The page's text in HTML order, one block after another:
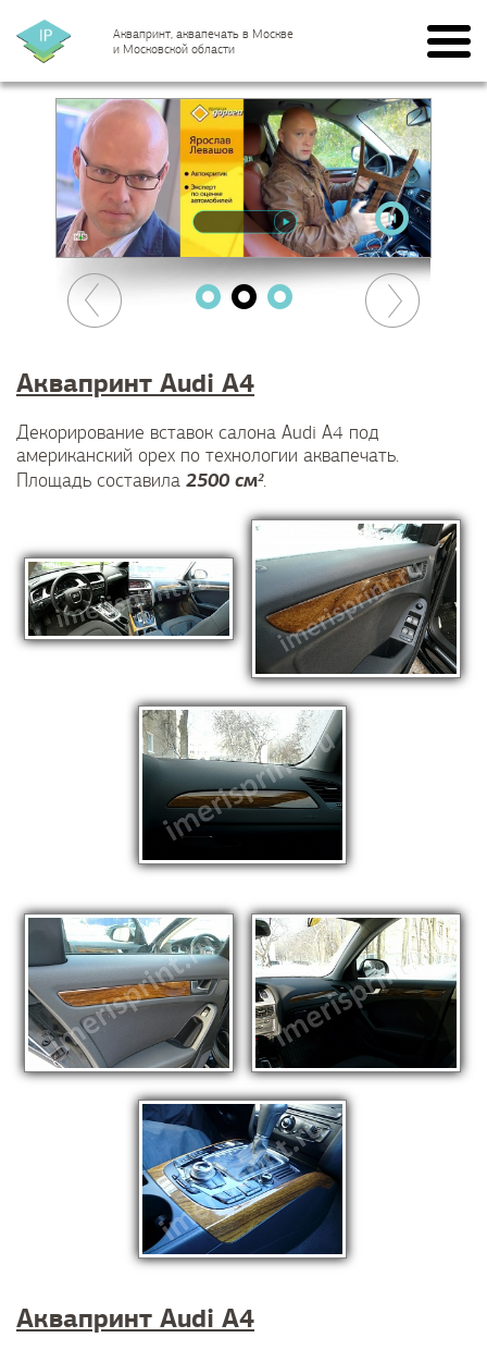
Аквапринт, аквапечать в Москве
и Московской области
Аквапринт Audi A4
Декорирование вставок салона Audi A4 под
американский орех по технологии аквапечать.
Площадь составила 2500 см².
Аквапринт Аudi A4